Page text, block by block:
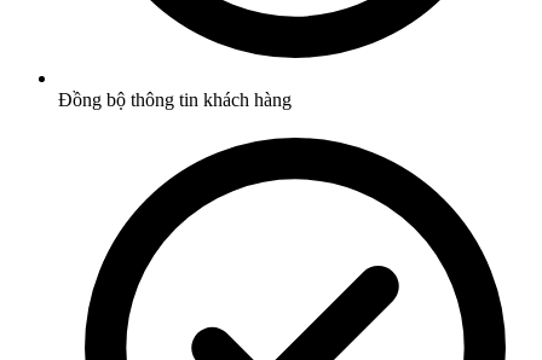
Đồng bộ thông tin khách hàng